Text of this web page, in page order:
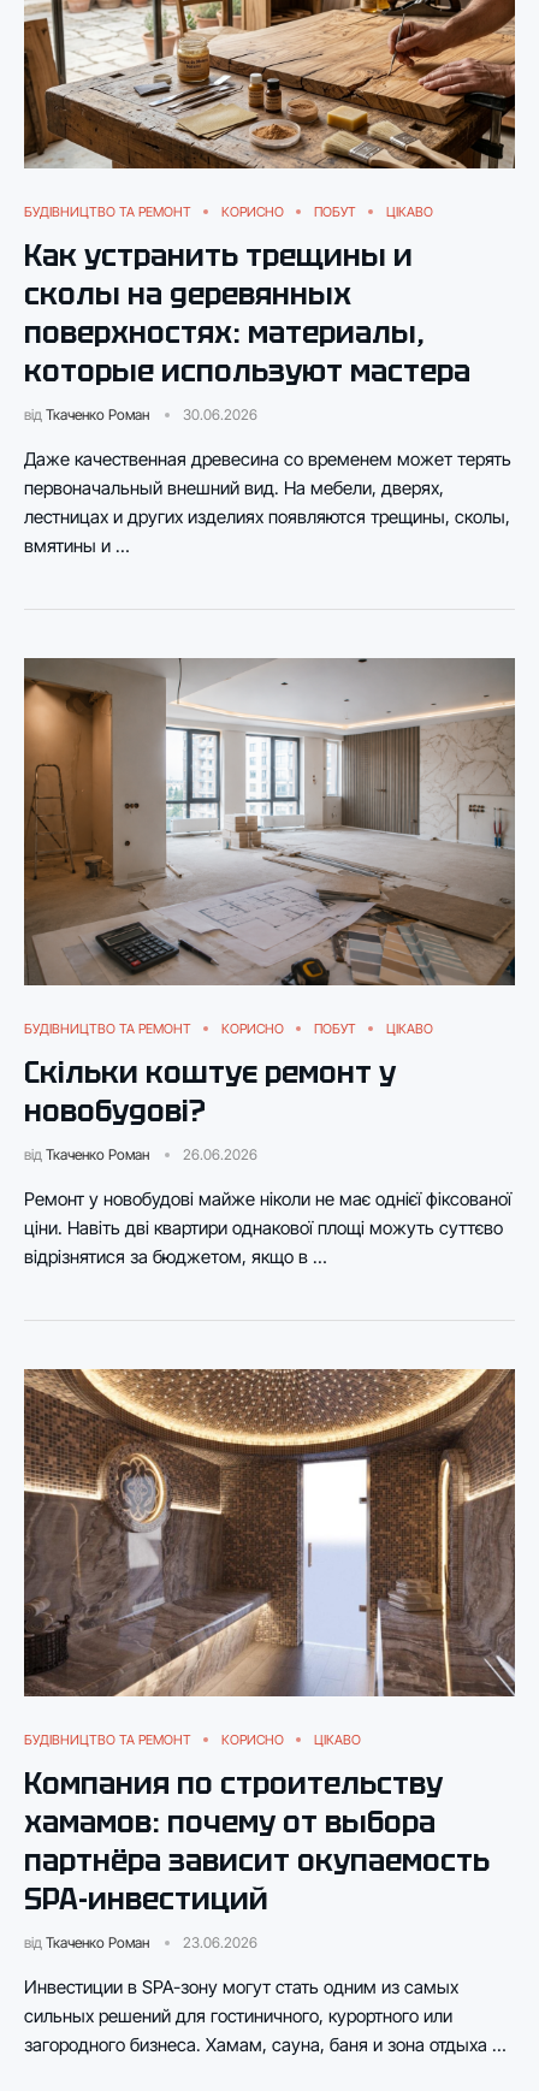
БУДІВНИЦТВО ТА РЕМОНТ КОРИСНО ПОБУТ ЦІКАВО
Как устранить трещины и
сколы на деревянных
поверхностях: материалы,
которые используют мастера
від Ткаченко Роман 30.06.2026
Даже качественная древесина со временем может терять
первоначальный внешний вид. На мебели, дверях,
лестницах и других изделиях появляются трещины, сколы,
вмятины и …
БУДІВНИЦТВО ТА РЕМОНТ КОРИСНО ПОБУТ ЦІКАВО
Скільки коштує ремонт у
новобудові?
від Ткаченко Роман 26.06.2026
Ремонт у новобудові майже ніколи не має однієї фіксованої
ціни. Навіть дві квартири однакової площі можуть суттєво
відрізнятися за бюджетом, якщо в …
БУДІВНИЦТВО ТА РЕМОНТ КОРИСНО ЦІКАВО
Компания по строительству
хамамов: почему от выбора
партнёра зависит окупаемость
SPA-инвестиций
від Ткаченко Роман 23.06.2026
Инвестиции в SPA-зону могут стать одним из самых
сильных решений для гостиничного, курортного или
загородного бизнеса. Хамам, сауна, баня и зона отдыха …